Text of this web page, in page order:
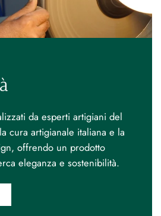
da esperti artigiani del
cura artigianale italiana e la
offrendo un prodotto
eleganza e sostenibilità.